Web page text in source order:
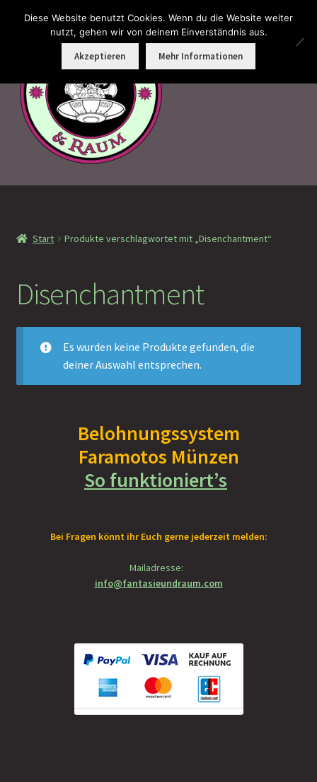
Zur
Navigation
Zum
Faramotos Sammelmünzen – Das Belohnungssystem für
MagicCon Münzen – Geschenke
!Vorbestellung
%% Funko POPs! Räumungsverkauf
nach Hersteller
Faramotos Sammelmünzen – Das Belohnungssystem für
wahre Passagiere
Start Produkte verschlagwortet mit „Disenchantment“
Disenchantment
Es wurden keine Produkte gefunden, die
deiner Auswahl entsprechen.
Belohnungssystem
Faramotos Münzen
So funktioniert’s
Bei Fragen könnt ihr Euch gerne jederzeit melden:
Mailadresse:
info@fantasieundraum.com
Diese Website benutzt Cookies. Wenn du die Website weiter
nutzt, gehen wir von deinem Einverständnis aus.
Akzeptieren Mehr Informationen